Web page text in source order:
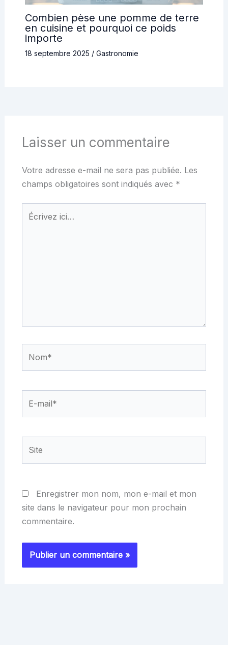
Combien pèse une pomme de terre
en cuisine et pourquoi ce poids
importe
18 septembre 2025 / Gastronomie
Laisser un commentaire
Votre adresse e-mail ne sera pas publiée. Les
champs obligatoires sont indiqués avec *
Écrivez
ici…
mail*
Enregistrer mon nom, mon e-mail et mon
site dans le navigateur pour mon prochain
commentaire.